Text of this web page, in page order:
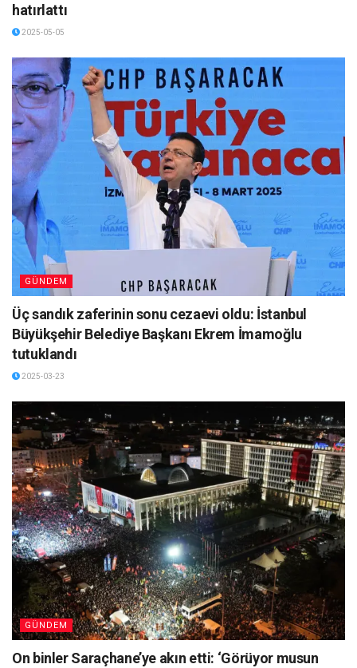
hatırlattı
2025-05-05
GÜNDEM
Üç sandık zaferinin sonu cezaevi oldu: İstanbul
Büyükşehir Belediye Başkanı Ekrem İmamoğlu
tutuklandı
2025-03-23
GÜNDEM
On binler Saraçhane’ye akın etti: ‘Görüyor musun